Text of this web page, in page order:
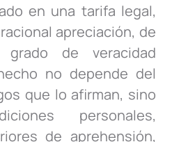
en una tarifa legal,
apreciación, de
de veracidad
no depende del
que lo afirman, sino
personales,
de aprehensión,